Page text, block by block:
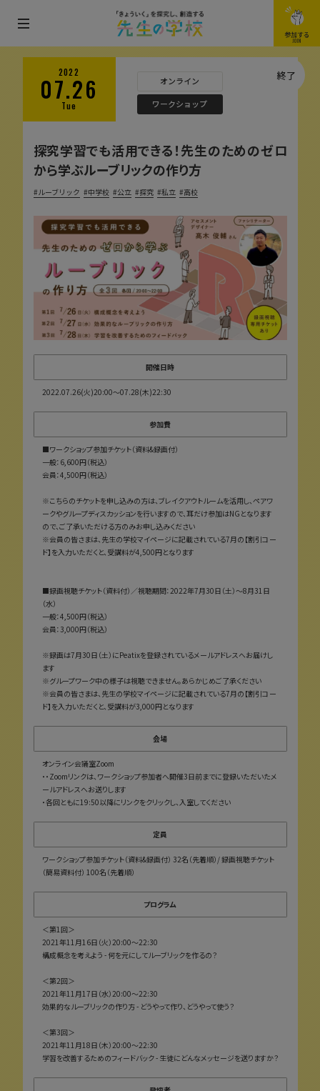
メ
参加する
JOIN
2022
07.26
Tue
オンライン
ワークショップ
終了
探究学習でも活用できる！先生のためのゼロ
から学ぶルーブリックの作り方
ルーブリック 中学校 公立 探究 私立 高校
開催日時
2022.07.26(火)20:00〜07.28(木)22:30
参加費
■ワークショップ参加チケット（資料&録画付）
一般：6,600円（税込）
会員：4,500円（税込）
※こちらのチケットを申し込みの方は、ブレイクアウトルームを活用し、ペアワ
ークやグループディスカッションを行いますので、耳だけ参加はNGとなります
ので、ご了承いただける方のみお申し込みください
※会員の皆さまは、先生の学校マイページに記載されている7月の【割引コー
ド】を入力いただくと、受講料が4,500円となります
■録画視聴チケット（資料付）／視聴期間：2022年7月30日（土）～8月31日
（水）
一般：4,500円（税込）
会員：3,000円（税込）
※録画は7月30日（土）にPeatixを登録されているメールアドレスへお届けし
ます
※グループワーク中の様子は視聴できません。あらかじめご了承ください
※会員の皆さまは、先生の学校マイページに記載されている7月の【割引コー
ド】を入力いただくと、受講料が3,000円となります
会場
オンライン会議室Zoom
・・Zoomリンクは、ワークショップ参加者へ開催3日前までに登録いただいたメ
ールアドレスへお送りします
・各回ともに19:50以降にリンクをクリックし、入室してください
定員
ワークショップ参加チケット（資料&録画付） 32名（先着順）/ 録画視聴チケット
（簡易資料付） 100名（先着順）
プログラム
＜第1回＞
2021年11月16日（火）20:00～22:30
構成概念を考えよう - 何を元にしてルーブリックを作るの？
＜第2回＞
2021年11月17日（水）20:00～22:30
効果的なルーブリックの作り方 - どうやって作り、どうやって使う？
＜第3回＞
2021年11月18日（木）20:00～22:30
学習を改善するためのフィードバック - 生徒にどんなメッセージを送りますか？